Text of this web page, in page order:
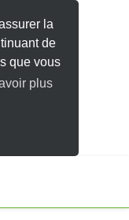
la
de
que vous
plus